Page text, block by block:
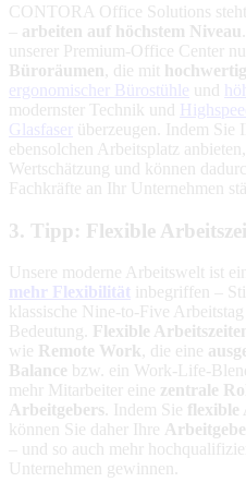
CONTORA Office Solutions
arbeiten auf höchstem Niveau
unserer Premium-Office Center
Büroräumen , die mit
ergonomischer Bürostühle und
modernster Technik und
Glasfaser
überzeugen. Indem Sie
ebensolchen Arbeitsplatz
Wertschätzung und können
Fachkräfte an Ihr Unternehmen
3. Tipp: Flexible
Unsere moderne Arbeitswelt ist
mehr Flexibilität
inbegriffen –
klassische Nine-to-Five Arbeitstag
Bedeutung.
Flexible
wie Remote Work , die eine
Balance bzw. ein Work-Life-
mehr Mitarbeiter eine zentrale
Arbeitgebers . Indem Sie flexible
können Sie daher Ihre
– und so auch mehr
Unternehmen gewinnen.